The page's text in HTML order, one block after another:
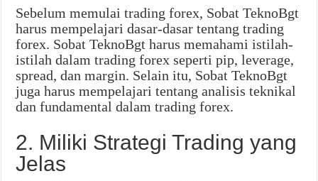
Sebelum memulai trading forex, Sobat TeknoBgt
harus mempelajari dasar-dasar tentang trading
forex. Sobat TeknoBgt harus memahami istilah-
istilah dalam trading forex seperti pip, leverage,
spread, dan margin. Selain itu, Sobat TeknoBgt
juga harus mempelajari tentang analisis teknikal
dan fundamental dalam trading forex.
2. Miliki Strategi Trading yang
Jelas